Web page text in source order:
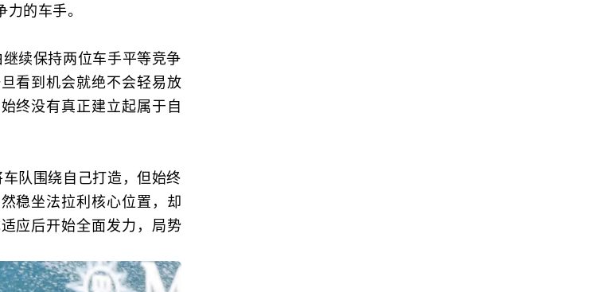
的车手。
续保持两位车手平等竞争
看到机会就绝不会轻易放
终没有真正建立起属于自
队围绕自己打造，但始终
稳坐法拉利核心位置，却
应后开始全面发力，局势